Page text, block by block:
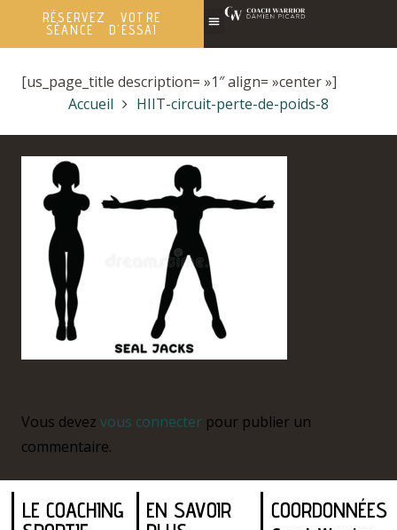
RÉSERVEZ VOTRE
SÉANCE D'ESSAI
[us_page_title description= »1″ align= »center »]
Accueil
HIIT-circuit-perte-de-poids-8
Vous devez vous connecter pour publier un
commentaire.
LE COACHING
EN SAVOIR
COORDONNÉES